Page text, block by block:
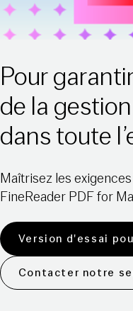
Pour
de la
dans toute
Maîtrisez les
FineReader PDF for
Version d'essai
Contacter notre